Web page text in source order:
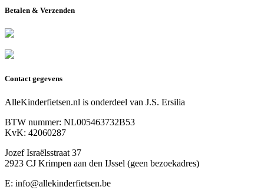
Betalen & Verzenden
Contact gegevens
AlleKinderfietsen.nl is onderdeel van J.S. Ersilia
BTW nummer: NL005463732B53
KvK: 42060287
Jozef Israëlsstraat 37
2923 CJ Krimpen aan den IJssel (geen bezoekadres)
E: info@allekinderfietsen.be